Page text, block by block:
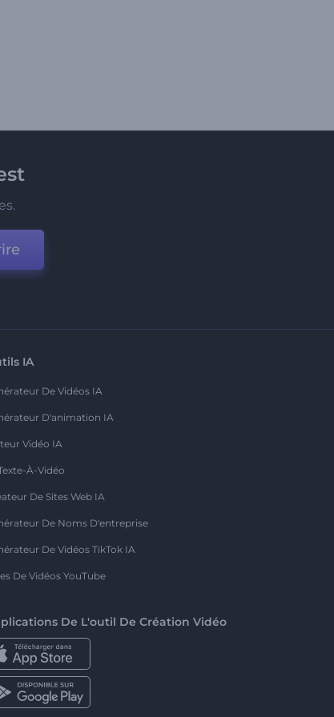
IA
De Vidéos IA
D'animation IA
Vidéo IA
À-Vidéo
De Sites Web IA
De Noms D'entreprise
De Vidéos TikTok IA
De Vidéos YouTube
De L'outil De Création Vidéo